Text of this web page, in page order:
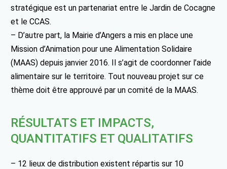
stratégique est un partenariat entre le Jardin de Cocagne
et le CCAS.
– D’autre part, la Mairie d’Angers a mis en place une
Mission d’Animation pour une Alimentation Solidaire
(MAAS) depuis janvier 2016. Il s’agit de coordonner l’aide
alimentaire sur le territoire. Tout nouveau projet sur ce
thème doit être approuvé par un comité de la MAAS.
RÉSULTATS ET IMPACTS,
QUANTITATIFS ET QUALITATIFS
– 12 lieux de distribution existent répartis sur 10